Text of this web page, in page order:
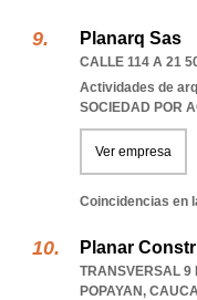
Planarq Sas
CALLE 114 A 21
Actividades de
SOCIEDAD POR
Ver empresa
Coincidencias en
Planar
TRANSVERSAL 9
POPAYAN,